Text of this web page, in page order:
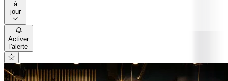
à
jour
Activer
l'alerte